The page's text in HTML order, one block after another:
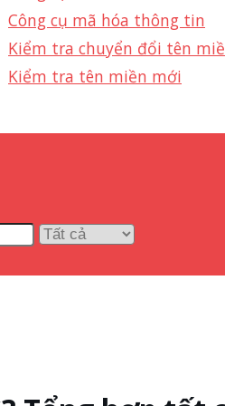
Công cụ mã hóa thông tin
Kiểm tra chuyển đổi tên
Kiểm tra tên miền mới